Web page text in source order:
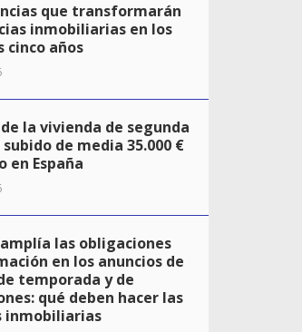
que transformarán
inmobiliarias en los
cinco años
la vivienda de segunda
de media 35.000 €
en España
las obligaciones
en los anuncios de
temporada y de
qué deben hacer las
inmobiliarias